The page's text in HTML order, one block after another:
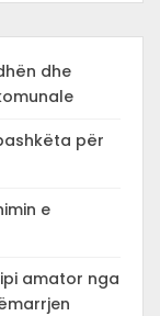
dhe
për
e
amator nga